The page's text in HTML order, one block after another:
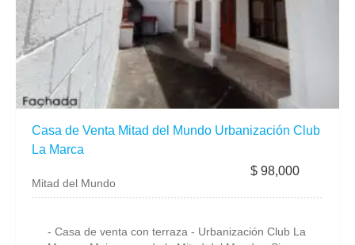
Casa de Venta Mitad del Mundo Urbanización Club
La Marca
$ 98,000
Mitad del Mundo
- Casa de venta con terraza - Urbanización Club La